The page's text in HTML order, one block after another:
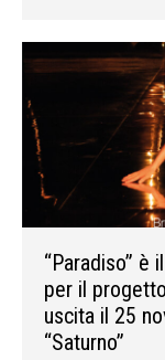
“Paradiso” è
per il
uscita il 25
“Saturno”